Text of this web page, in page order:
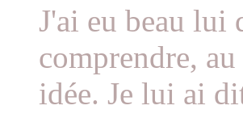
J'ai eu beau lui
comprendre,
idée. Je lui ai